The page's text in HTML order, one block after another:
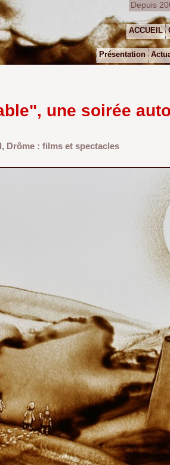
une soirée
Drôme : films et spectacles
Depuis
ACCUEIL
Présentation